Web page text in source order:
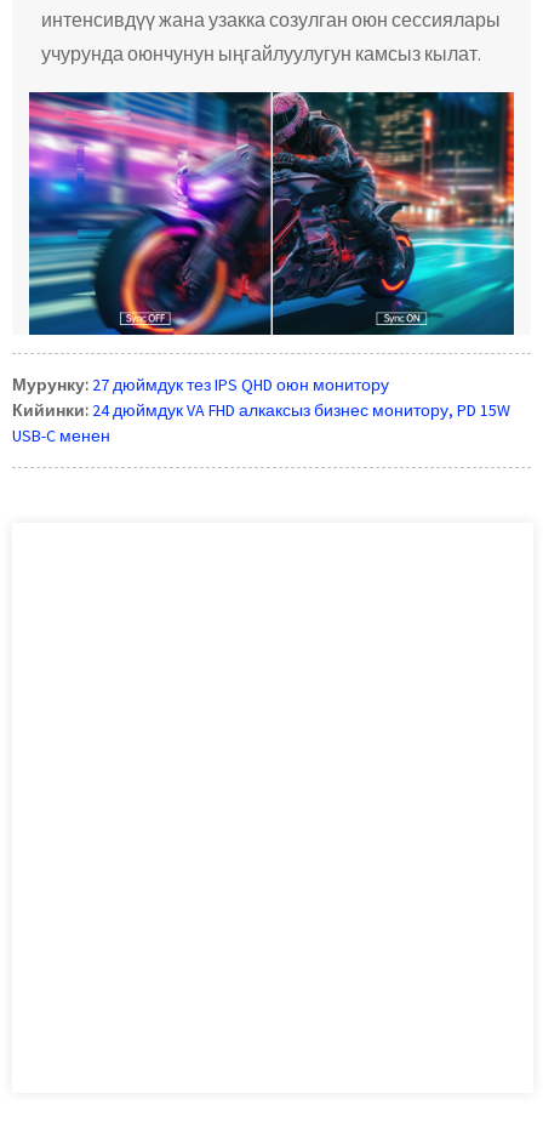
интенсивдүү жана узакка созулган оюн сессиялары
учурунда оюнчунун ыңгайлуулугун камсыз кылат.
Мурунку: 27 дюймдук тез IPS QHD оюн монитору
Кийинки: 24 дюймдук VA FHD алкаксыз бизнес монитору, PD 15W
USB-C менен